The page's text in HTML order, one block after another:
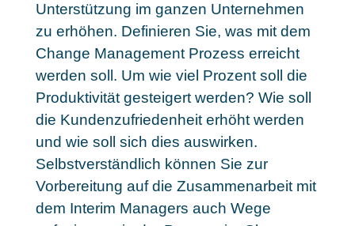
Unterstützung im ganzen Unternehmen
zu erhöhen. Definieren Sie, was mit dem
Change Management Prozess erreicht
werden soll. Um wie viel Prozent soll die
Produktivität gesteigert werden? Wie soll
die Kundenzufriedenheit erhöht werden
und wie soll sich dies auswirken.
Selbstverständlich können Sie zur
Vorbereitung auf die Zusammenarbeit mit
dem Interim Managers auch Wege